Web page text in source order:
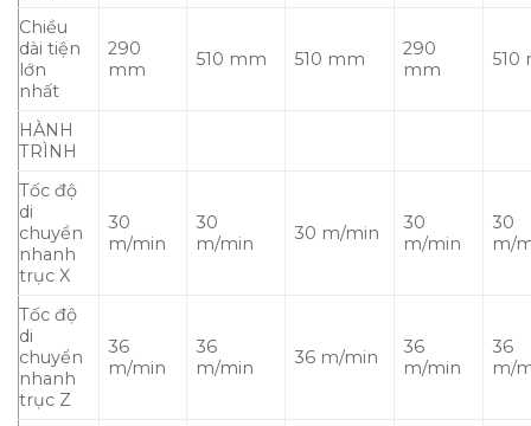
Chiều
dài tiện
lớn
nhất
290
mm
510 mm 510 mm
290
mm
510
HÀNH
TRÌNH
Tốc độ
di
chuyển
nhanh
trục X
30
m/min
30
m/min
30 m/min
30
m/min
30
m/
Tốc độ
di
chuyển
nhanh
trục Z
36
m/min
36
m/min
36 m/min
36
m/min
36
m/